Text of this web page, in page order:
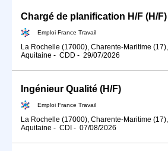
Chargé de planification H/F (H/F)
Emploi France Travail
La Rochelle (17000), Charente-Maritime
Aquitaine - CDD - 29/07/2026
Ingénieur Qualité (H/F)
Emploi France Travail
La Rochelle (17000), Charente-Maritime
Aquitaine - CDI - 07/08/2026